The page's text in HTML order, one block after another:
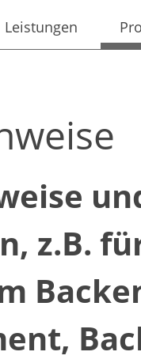
Leistungen
z.B.